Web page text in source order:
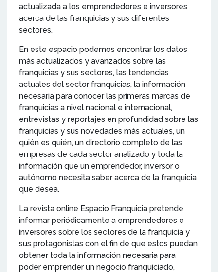
actualizada a los emprendedores e inversores
acerca de las franquicias y sus diferentes
sectores.
En este espacio podemos encontrar los datos
más actualizados y avanzados sobre las
franquicias y sus sectores, las tendencias
actuales del sector franquicias, la información
necesaria para conocer las primeras marcas de
franquicias a nivel nacional e internacional,
entrevistas y reportajes en profundidad sobre las
franquicias y sus novedades más actuales, un
quién es quién, un directorio completo de las
empresas de cada sector analizado y toda la
información que un emprendedor, inversor o
autónomo necesita saber acerca de la franquicia
que desea.
La revista online Espacio Franquicia pretende
informar periódicamente a emprendedores e
inversores sobre los sectores de la franquicia y
sus protagonistas con el fin de que estos puedan
obtener toda la información necesaria para
poder emprender un negocio franquiciado,